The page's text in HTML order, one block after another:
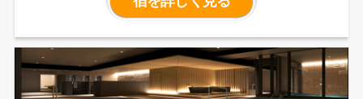
ひと時をみなさまにお届けいたしま